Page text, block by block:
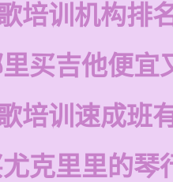
培训机构排
买吉他便宜
培训速成班
克里里的琴